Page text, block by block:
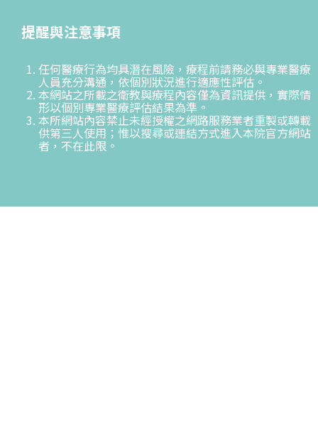
提醒與注意事項
任何醫療行為均具潛在風險，療程前請務必與專業醫療
人員充分溝通，依個別狀況進行適應性評估。
本網站之所載之衛教與療程內容僅為資訊提供，實際情
形以個別專業醫療評估結果為準。
本所網站內容禁止未經授權之網路服務業者重製或轉載
供第三人使用；惟以搜尋或連結方式進入本院官方網站
者，不在此限。